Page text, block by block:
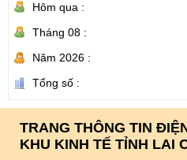
Hôm qua :
Tháng 08 :
Năm 2026 :
Tổng số :
TRANG THÔNG TIN
KHU KINH TẾ TỈNH LAI